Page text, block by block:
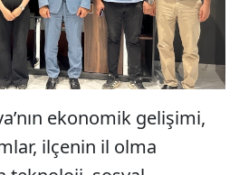
ekonomik gelişimi,
ilçenin il olma